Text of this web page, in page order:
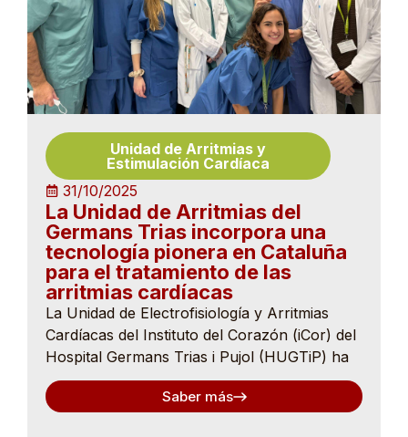
Unidad de Arritmias y
Estimulación Cardíaca
31/10/2025
La Unidad de Arritmias del
Germans Trias incorpora una
tecnología pionera en Cataluña
para el tratamiento de las
arritmias cardíacas
La Unidad de Electrofisiología y Arritmias
Cardíacas del Instituto del Corazón (iCor) del
Hospital Germans Trias i Pujol (HUGTiP) ha
Saber más